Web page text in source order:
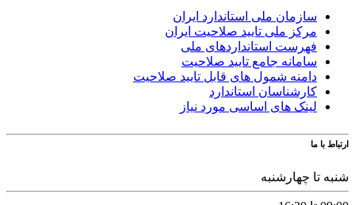
سازمان ملی استاندارد ایران
مرکز ملی تایید صلاحیت ایران
فهرست استانداردهای ملی
سامانه جامع تایید صلاحیت
دامنه شمول های قابل تایید صلاحیت
کارشناسان استاندارد
لینک های اساسی مورد نیاز
ارتباط با ما
شنبه تا چهارشنبه